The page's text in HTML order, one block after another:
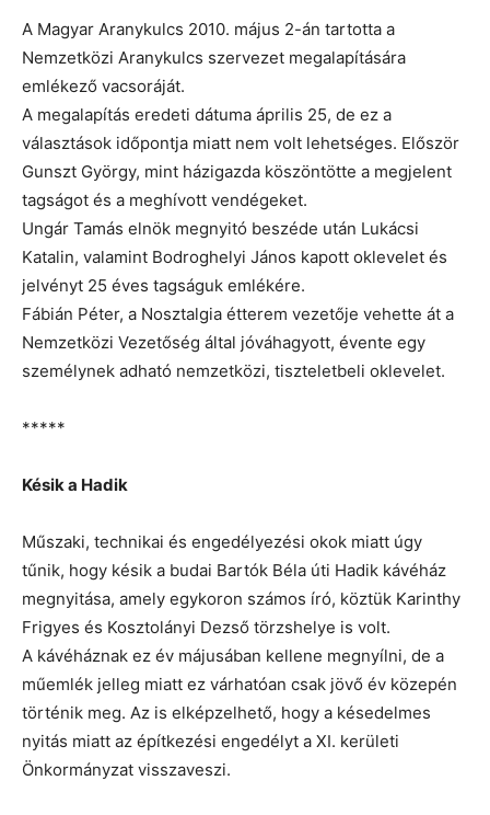
A Magyar Aranykulcs 2010. május 2-án tartotta a
Nemzetközi Aranykulcs szervezet megalapítására
emlékező vacsoráját.
A megalapítás eredeti dátuma április 25, de ez a
választások időpontja miatt nem volt lehetséges. Először
Gunszt György, mint házigazda köszöntötte a megjelent
tagságot és a meghívott vendégeket.
Ungár Tamás elnök megnyitó beszéde után Lukácsi
Katalin, valamint Bodroghelyi János kapott oklevelet és
jelvényt 25 éves tagságuk emlékére.
Fábián Péter, a Nosztalgia étterem vezetője vehette át a
Nemzetközi Vezetőség által jóváhagyott, évente egy
személynek adható nemzetközi, tiszteletbeli oklevelet.
*****
Késik a Hadik
Műszaki, technikai és engedélyezési okok miatt úgy
tűnik, hogy késik a budai Bartók Béla úti Hadik kávéház
megnyitása, amely egykoron számos író, köztük Karinthy
Frigyes és Kosztolányi Dezső törzshelye is volt.
A kávéháznak ez év májusában kellene megnyílni, de a
műemlék jelleg miatt ez várhatóan csak jövő év közepén
történik meg. Az is elképzelhető, hogy a késedelmes
nyitás miatt az építkezési engedélyt a XI. kerületi
Önkormányzat visszaveszi.